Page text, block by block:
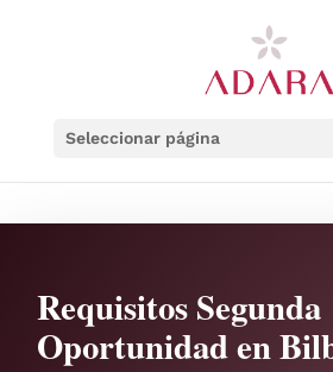
Seleccionar página
Requisitos Segunda
Oportunidad en